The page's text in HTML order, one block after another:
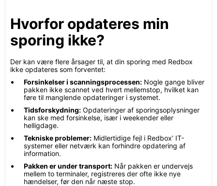
Hvorfor opdateres min
sporing ikke?
Der kan være flere årsager til, at din sporing med Redbox
ikke opdateres som forventet:
Forsinkelser i scanningsprocessen: Nogle gange bliver
pakken ikke scannet ved hvert mellemstop, hvilket kan
føre til manglende opdateringer i systemet.
Tidsforskydning: Opdateringer af sporingsoplysninger
kan ske med forsinkelse, især i weekender eller
helligdage.
Tekniske problemer: Midlertidige fejl i Redbox’ IT-
systemer eller netværk kan forhindre opdatering af
information.
Pakken er under transport: Når pakken er undervejs
mellem to terminaler, registreres der ofte ikke nye
hændelser, før den når næste stop.